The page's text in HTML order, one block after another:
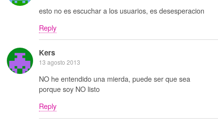
esto no es escuchar a los usuarios, es desesperacion
Reply
Kers
13 agosto 2013
NO he entendido una mierda, puede ser que sea
porque soy NO listo
Reply